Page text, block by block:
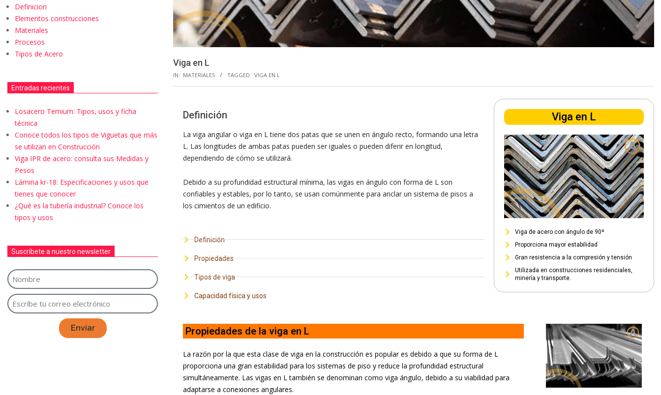
Viga en L
IN: MATERIALES TAGGED: VIGA EN L
Definición
La viga angular o viga en L tiene dos patas que se unen en ángulo recto, formando una letra
L. Las longitudes de ambas patas pueden ser iguales o pueden diferir en longitud,
dependiendo de cómo se utilizará.
Debido a su profundidad estructural mínima, las vigas en ángulo con forma de L son
confiables y estables, por lo tanto, se usan comúnmente para anclar un sistema de pisos a
los cimientos de un edificio.
Definición
Propiedades
Tipos de viga
Capacidad física y usos
Viga en L
Viga de acero con ángulo de 90ª
Proporciona mayor estabilidad
Gran resistencia a la compresión y tensión
Utilizada en construcciones residenciales,
minería y transporte.
Propiedades de la viga en L
La razón por la que esta clase de viga en la construcción es popular es debido a que su forma de L
proporciona una gran estabilidad para los sistemas de piso y reduce la profundidad estructural
simultáneamente. Las vigas en L también se denominan como viga ángulo, debido a su viabilidad para
adaptarse a conexiones angulares.
Definicion
Elementos construcciones
Materiales
Procesos
Tipos de Acero
Entradas recientes
Losacero Ternium: Tipos, usos y ficha
técnica
Conoce todos los tipos de Viguetas que más
se utilizan en Construcción
Viga IPR de acero: consulta sus Medidas y
Pesos
Lámina kr-18: Especificaciones y usos que
tienes que conocer
¿Qué es la tubería industrial? Conoce los
tipos y usos
Suscríbete a nuestro newsletter
Enviar